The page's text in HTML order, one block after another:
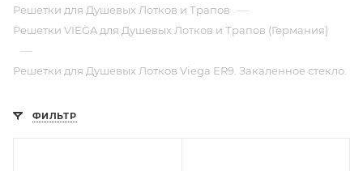
Решетки для Душевых Лотков и Трапов —
Решетки VIEGA для Душевых Лотков и Трапов (Германия)
—
Решетки для Душевых Лотков Viega ER9. Закаленное стекло.
ФИЛЬТР